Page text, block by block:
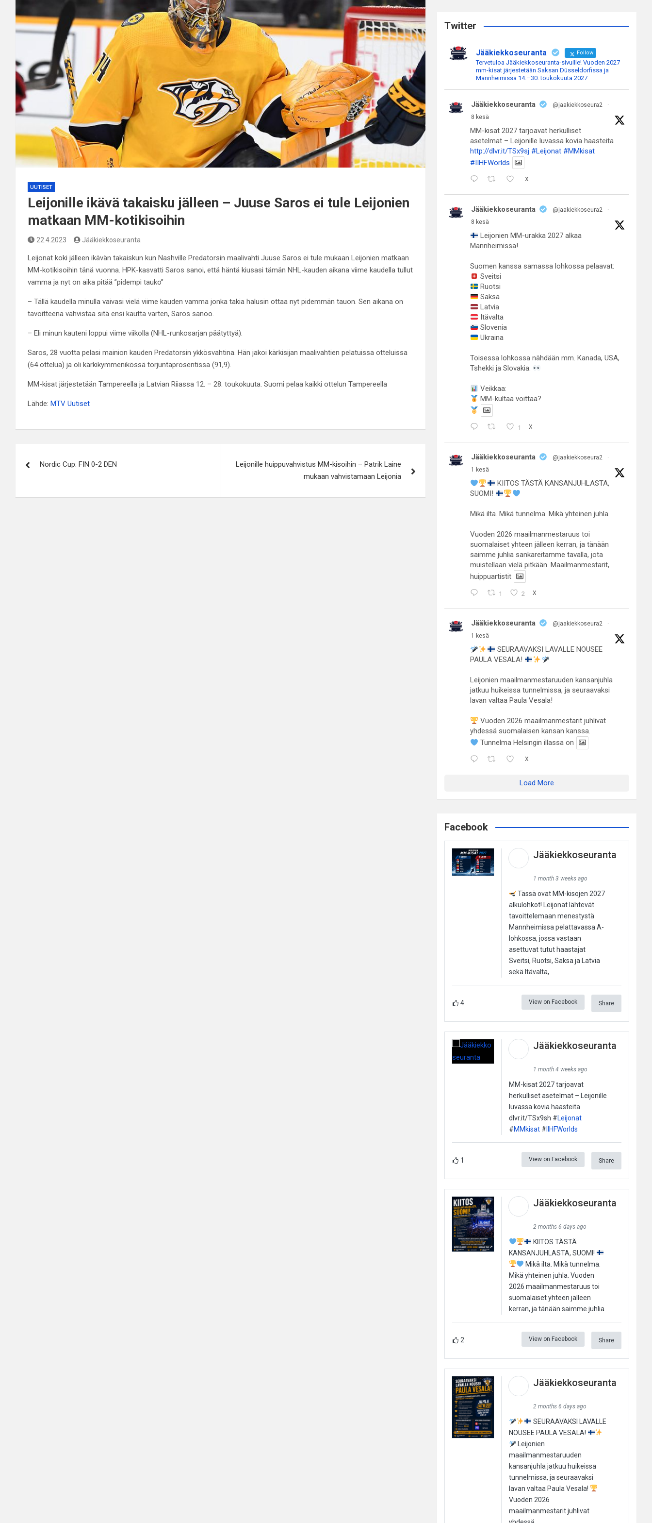
UUTISET
Leijonille ikävä takaisku jälleen – Juuse Saros ei tule Leijonien
matkaan MM-kotikisoihin
22.4.2023 Jääkiekkoseuranta
Leijonat koki jälleen ikävän takaiskun kun Nashville Predatorsin maalivahti Juuse Saros ei tule mukaan Leijonien matkaan
MM-kotikisoihin tänä vuonna. HPK-kasvatti Saros sanoi, että häntä kiusasi tämän NHL-kauden aikana viime kaudella tullut
vamma ja nyt on aika pitää ”pidempi tauko”
– Tällä kaudella minulla vaivasi vielä viime kauden vamma jonka takia halusin ottaa nyt pidemmän tauon. Sen aikana on
tavoitteena vahvistaa sitä ensi kautta varten, Saros sanoo.
– Eli minun kauteni loppui viime viikolla (NHL-runkosarjan päätyttyä).
Saros, 28 vuotta pelasi mainion kauden Predatorsin ykkösvahtina. Hän jakoi kärkisijan maalivahtien pelatuissa otteluissa
(64 ottelua) ja oli kärkikymmenikössä torjuntaprosentissa (91,9).
MM-kisat järjestetään Tampereella ja Latvian Riiassa 12. – 28. toukokuuta. Suomi pelaa kaikki ottelun Tampereella
Lähde: MTV Uutiset
selaus
Nordic Cup: FIN 0-2 DEN
Leijonille huippuvahvistus MM-kisoihin – Patrik Laine
mukaan vahvistamaan Leijonia
c
Twitter
Jääkiekkoseuranta Follow
Tervetuloa Jääkiekkoseuranta-sivuille! Vuoden 2027
mm-kisat järjestetään Saksan Düsseldorfissa ja
Mannheimissa 14.–30. toukokuuta 2027
Jääkiekkoseuranta @jaakiekkoseura2
·
8 kesä
MM-kisat 2027 tarjoavat herkulliset
asetelmat – Leijonille luvassa kovia haasteita
http://dlvr.it/TSx9sj #Leijonat #MMkisat
#IIHFWorlds
X
Jääkiekkoseuranta @jaakiekkoseura2
·
8 kesä
Leijonien MM-urakka 2027 alkaa
Mannheimissa!
Suomen kanssa samassa lohkossa pelaavat:
Sveitsi
Ruotsi
Saksa
Latvia
Itävalta
Slovenia
Ukraina
Toisessa lohkossa nähdään mm. Kanada, USA,
Tshekki ja Slovakia.
Veikkaa:
MM-kultaa voittaa?
1 X
Jääkiekkoseuranta @jaakiekkoseura2
·
1 kesä
KIITOS TÄSTÄ KANSANJUHLASTA,
SUOMI!
Mikä ilta. Mikä tunnelma. Mikä yhteinen juhla.
Vuoden 2026 maailmanmestaruus toi
suomalaiset yhteen jälleen kerran, ja tänään
saimme juhlia sankareitamme tavalla, jota
muistellaan vielä pitkään. Maailmanmestarit,
huippuartistit
1 2 X
Jääkiekkoseuranta @jaakiekkoseura2
·
1 kesä
SEURAAVAKSI LAVALLE NOUSEE
PAULA VESALA!
Leijonien maailmanmestaruuden kansanjuhla
jatkuu huikeissa tunnelmissa, ja seuraavaksi
lavan valtaa Paula Vesala!
Vuoden 2026 maailmanmestarit juhlivat
yhdessä suomalaisen kansan kanssa.
Tunnelma Helsingin illassa on
X
Load More
Facebook
Jääkiekkoseuranta
1 month 3 weeks ago
Tässä ovat MM-kisojen 2027
alkulohkot! Leijonat lähtevät
tavoittelemaan menestystä
Mannheimissa pelattavassa A-
lohkossa, jossa vastaan
asettuvat tutut haastajat
Sveitsi, Ruotsi, Saksa ja Latvia
sekä Itävalta,
4 View on Facebook Share
Jääkiekkoseuranta
1 month 4 weeks ago
MM-kisat 2027 tarjoavat
herkulliset asetelmat – Leijonille
luvassa kovia haasteita
dlvr.it/TSx9sh #Leijonat
#MMkisat#IIHFWorlds
1 View on Facebook Share
Jääkiekkoseuranta
2 months 6 days ago
KIITOS TÄSTÄ
KANSANJUHLASTA, SUOMI!
Mikä ilta. Mikä tunnelma.
Mikä yhteinen juhla. Vuoden
2026 maailmanmestaruus toi
suomalaiset yhteen jälleen
kerran, ja tänään saimme juhlia
2 View on Facebook Share
Jääkiekkoseuranta
2 months 6 days ago
SEURAAVAKSI LAVALLE
NOUSEE PAULA VESALA!
Leijonien
maailmanmestaruuden
kansanjuhla jatkuu huikeissa
tunnelmissa, ja seuraavaksi
lavan valtaa Paula Vesala!
Vuoden 2026
maailmanmestarit juhlivat